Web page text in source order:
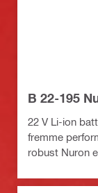
B 22-195
22 V Li-ion
fremme
robust Nuron